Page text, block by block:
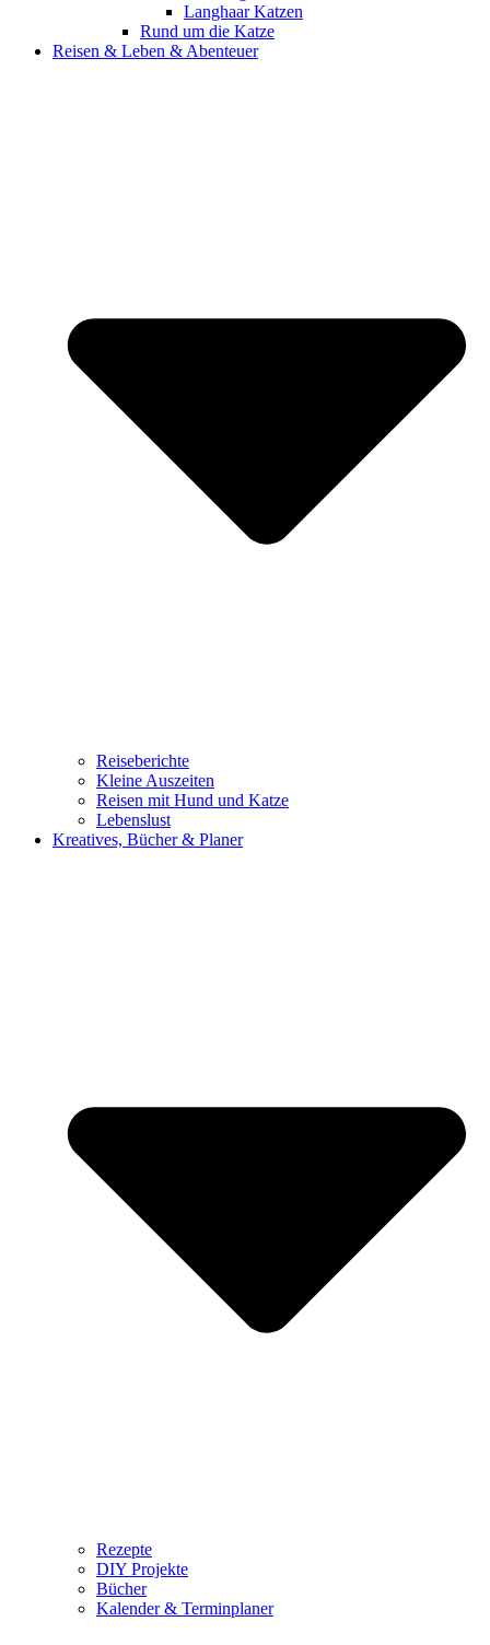
Langhaar Katzen
Rund um die Katze
Reisen & Leben & Abenteuer
Reiseberichte
Kleine Auszeiten
Reisen mit Hund und Katze
Lebenslust
Kreatives, Bücher & Planer
Rezepte
DIY Projekte
Bücher
Kalender & Terminplaner